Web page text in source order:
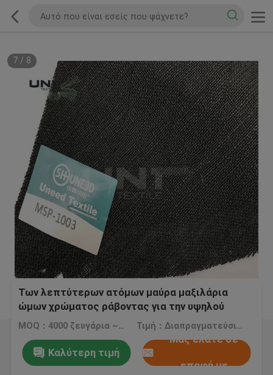
7/ 8
Των λεπτύτερων ατόμων μαύρα μαξιλάρια
ώμων χρώματος ράβοντας για την υψηλού
επιπέδου βιομηχανία ενδυμασίας
MOQ：4000 ζευγάρια ~ 6000 ζευγάρια Τιμή：Διαπραγματεύσιμος
Καλύτερη τιμή
Μας ελάτε σε
επαφή με